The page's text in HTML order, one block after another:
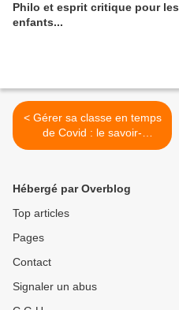
Philo et esprit critique pour les
enfants...
< Gérer sa classe en temps
de Covid : le savoir-
improviser au secours des
Hébergé par Overblog
Top articles
Pages
Contact
Signaler un abus